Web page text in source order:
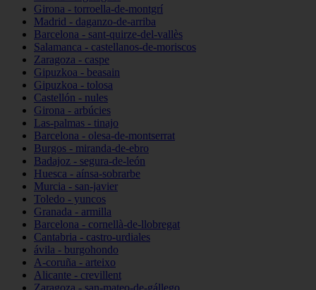
Girona - torroella-de-montgrí
Madrid - daganzo-de-arriba
Barcelona - sant-quirze-del-vallès
Salamanca - castellanos-de-moriscos
Zaragoza - caspe
Gipuzkoa - beasain
Gipuzkoa - tolosa
Castellón - nules
Girona - arbúcies
Las-palmas - tinajo
Barcelona - olesa-de-montserrat
Burgos - miranda-de-ebro
Badajoz - segura-de-león
Huesca - aínsa-sobrarbe
Murcia - san-javier
Toledo - yuncos
Granada - armilla
Barcelona - cornellà-de-llobregat
Cantabria - castro-urdiales
ávila - burgohondo
A-coruña - arteixo
Alicante - crevillent
Zaragoza - san-mateo-de-gállego